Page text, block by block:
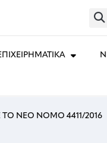
ΤΟ ΝΕΟ ΝΟΜΟ 4411/2016